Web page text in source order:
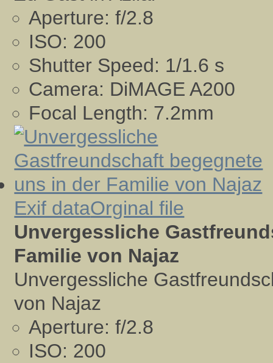
Aperture: f/2.8
ISO: 200
Shutter Speed: 1/1.6 s
Camera: DiMAGE A200
Focal Length: 7.2mm
Exif dataOrginal file
Unvergessliche
Familie von Najaz
Unvergessliche
von Najaz
Aperture: f/2.8
ISO: 200